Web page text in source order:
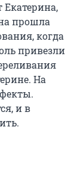
Екатерина,
прошла
когда
привезли
На
и в